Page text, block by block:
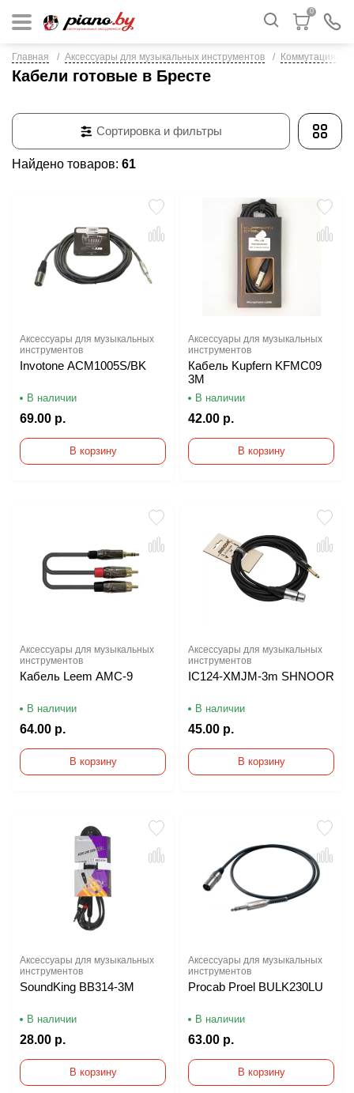
0
Главная Аксессуары для музыкальных инструментов Коммутация
Кабели готовые в Бресте
Найдено товаров: 61
Сортировка и фильтры
Аксессуары для музыкальных
инструментов
Invotone ACM1005S/BK
В наличии
69.00 р.
В корзину
Аксессуары для музыкальных
инструментов
Кабель Kupfern KFMC09
3M
В наличии
42.00 р.
В корзину
Аксессуары для музыкальных
инструментов
Кабель Leem AMC-9
В наличии
64.00 р.
В корзину
Аксессуары для музыкальных
инструментов
IC124-XMJM-3m SHNOOR
В наличии
45.00 р.
В корзину
Аксессуары для музыкальных
инструментов
SoundKing BB314-3M
В наличии
28.00 р.
В корзину
Аксессуары для музыкальных
инструментов
Procab Proel BULK230LU
В наличии
63.00 р.
В корзину